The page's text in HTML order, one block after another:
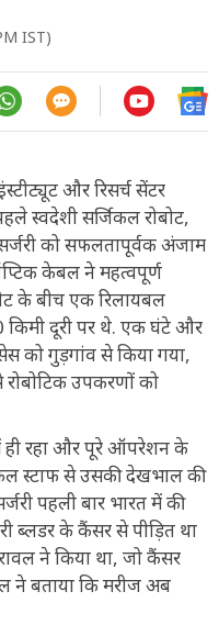
IST)
और रिसर्च सेंटर
स्वदेशी सर्जिकल रोबोट,
को सफलतापूर्वक अंजाम
केबल ने महत्वपूर्ण
के बीच एक रिलायबल
दूरी पर थे. एक घंटे और
को गुड़गांव से किया गया,
उपकरणों को
रहा और पूरे ऑपरेशन के
स्टाफ से उसकी देखभाल की
पहली बार भारत में की
ब्लडर के कैंसर से पीड़ित था
ने किया था, जो कैंसर
ने बताया कि मरीज अब